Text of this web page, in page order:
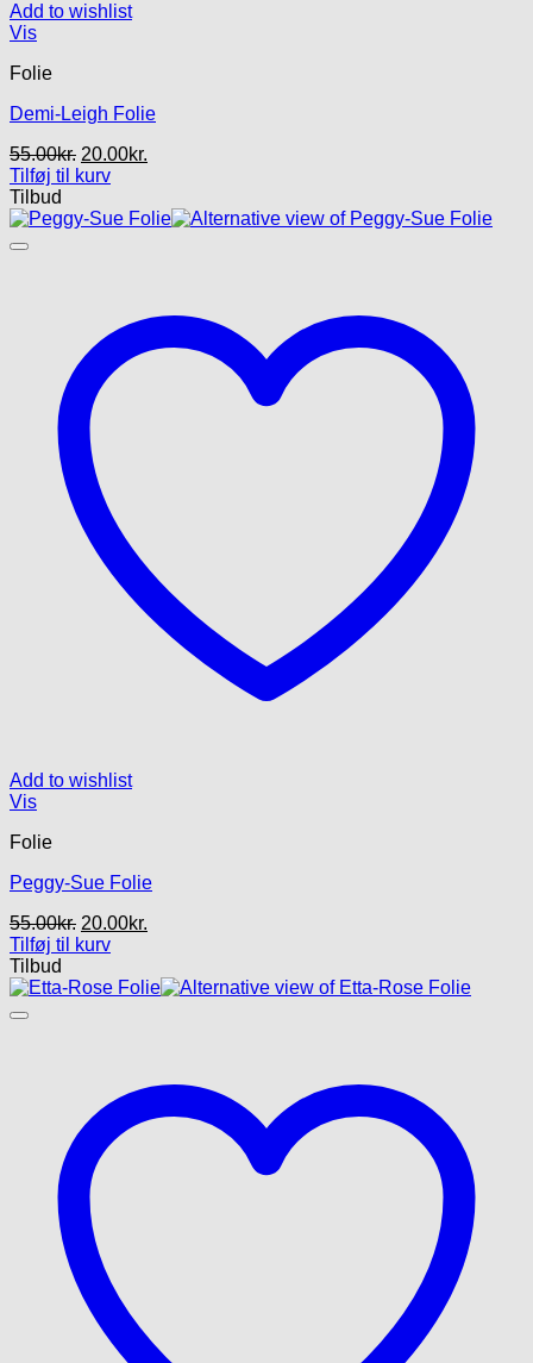
Add to wishlist
Vis
Folie
Demi-Leigh Folie
55.00kr. Den
oprindelige
var:
20.00kr.
er:
Tilføj til kurv
Tilbud
Add to wishlist
Vis
Folie
Peggy-Sue Folie
55.00kr. Den
oprindelige
var:
20.00kr.
er:
Tilføj til kurv
Tilbud